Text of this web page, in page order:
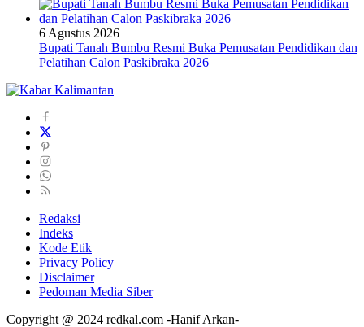
6 Agustus 2026
Bupati Tanah Bumbu Resmi Buka Pemusatan Pendidikan dan
Pelatihan Calon Paskibraka 2026
Redaksi
Indeks
Kode Etik
Privacy Policy
Disclaimer
Pedoman Media Siber
Copyright @ 2024 redkal.com -Hanif Arkan-